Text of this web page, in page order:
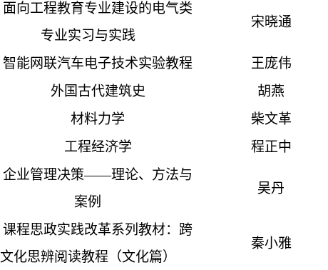
面向工程教育专业建设的电气类
专业实习与实践
宋晓通
智能网联汽车电子技术实验教程
王庞伟
外国古代建筑史
胡燕
材料力学
柴文革
工程经济学 程正中
企业管理决策——理论、方法与
案例
吴丹
课程思政实践改革系列教材：跨
文化思辨阅读教程（文化篇）
秦小雅